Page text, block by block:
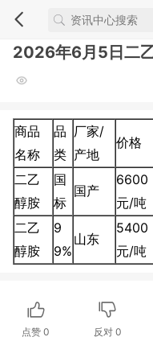
2026年6月5日二
商品
名称
品
类
厂家/
产地
价格
二乙
醇胺
国
标
国产
6600
元/吨
二乙
醇胺
9
9%
山东
5400
元/吨
点赞0 反对 0